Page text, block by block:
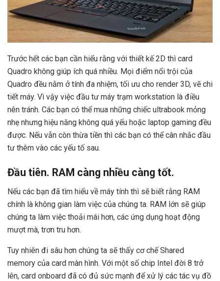
Trước hết các bạn cần hiểu rằng với thiết kế 2D thì card
Quadro không giúp ích quá nhiều. Mọi điểm nổi trội của
Quadro đều nằm ở tính đa nhiệm, tối ưu cho render 3D, vẽ chi
tiết máy. Vì vậy việc đầu tư máy trạm workstation là điều
nên tránh. Các bạn có thể mua những chiếc ultrabook mỏng
nhẹ nhưng hiệu năng không quá yếu hoặc laptop gaming đều
được. Nếu vẫn còn thừa tiền thì các bạn có thể cân nhắc đầu
tư thêm vào các yếu tố sau.
Đầu tiên. RAM càng nhiều càng tốt.
Nếu các bạn đã tìm hiểu về máy tính thì sẽ biết rằng RAM
chính là không gian làm việc của chúng ta. RAM lớn sẽ giúp
chúng ta làm việc thoải mái hơn, các ứng dụng hoạt động
mượt mà, trơn tru hơn.
Tuy nhiên đi sâu hơn chúng ta sẽ thấy cơ chế Shared
memory của card màn hình. Với một số chip Intel đời 8 trở
lên, card onboard đã có đủ sức mạnh để xử lý các tác vụ đồ